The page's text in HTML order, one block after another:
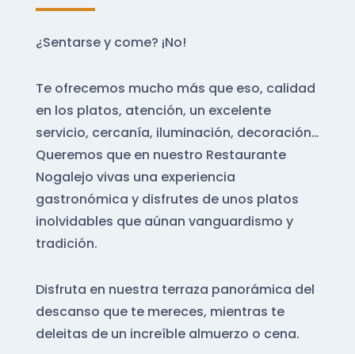
¿Sentarse y come? ¡No!
Te ofrecemos mucho más que eso, calidad
en los platos, atención, un excelente
servicio, cercanía, iluminación, decoración…
Queremos que en nuestro Restaurante
Nogalejo vivas una experiencia
gastronómica y disfrutes de unos platos
inolvidables que aúnan vanguardismo y
tradición.
Disfruta en nuestra terraza panorámica del
descanso que te mereces, mientras te
deleitas de un increíble almuerzo o cena.